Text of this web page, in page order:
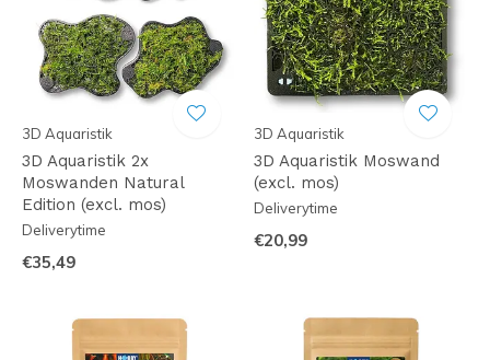
3D Aquaristik
3D Aquaristik 2x
Moswanden Natural
Edition (excl. mos)
Deliverytime
€35,49
3D Aquaristik
3D Aquaristik Moswand
(excl. mos)
Deliverytime
€20,99